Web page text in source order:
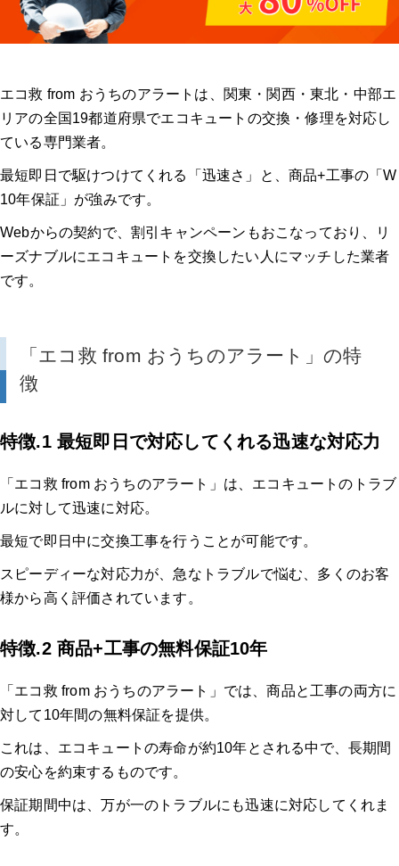
エコ救 from おうちのアラートは、関東・関西・東北・中部エ
リアの全国19都道府県でエコキュートの交換・修理を対応し
ている専門業者。
最短即日で駆けつけてくれる「迅速さ」と、商品+工事の「W
10年保証」が強みです。
Webからの契約で、割引キャンペーンもおこなっており、リ
ーズナブルにエコキュートを交換したい人にマッチした業者
です。
「エコ救 from おうちのアラート」の特
徴
特徴.1 最短即日で対応してくれる迅速な対応力
「エコ救 from おうちのアラート」は、エコキュートのトラブ
ルに対して迅速に対応。
最短で即日中に交換工事を行うことが可能です。
スピーディーな対応力が、急なトラブルで悩む、多くのお客
様から高く評価されています。
特徴.2 商品+工事の無料保証10年
「エコ救 from おうちのアラート」では、商品と工事の両方に
対して10年間の無料保証を提供。
これは、エコキュートの寿命が約10年とされる中で、長期間
の安心を約束するものです。
保証期間中は、万が一のトラブルにも迅速に対応してくれま
す。